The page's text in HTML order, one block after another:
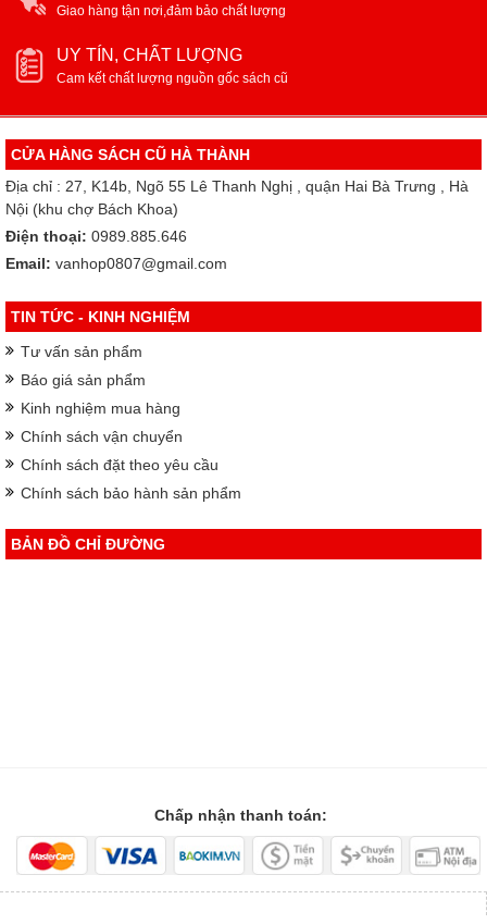
Giao hàng tận nơi,đảm bảo chất lượng
UY TÍN, CHẤT LƯỢNG
Cam kết chất lượng nguồn gốc sách cũ
CỬA HÀNG SÁCH CŨ HÀ THÀNH
Địa chỉ : 27, K14b, Ngõ 55 Lê Thanh Nghị , quận Hai Bà Trưng , Hà
Nội (khu chợ Bách Khoa)
Điện thoại: 0989.885.646
Email: vanhop0807@gmail.com
TIN TỨC - KINH NGHIỆM
Tư vấn sản phẩm
Báo giá sản phẩm
Kinh nghiệm mua hàng
Chính sách vận chuyển
Chính sách đặt theo yêu cầu
Chính sách bảo hành sản phẩm
BẢN ĐỒ CHỈ ĐƯỜNG
Chấp nhận thanh toán: